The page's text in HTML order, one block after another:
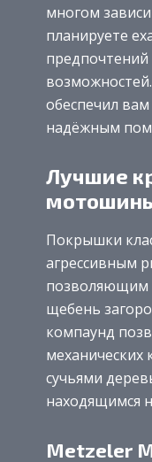
многом
планируете
обеспечил
надёжным
Лучшие
Покрышки
агрессивным
позволяющим
щебень
компаунд
механических
сучьями
находящимся
Metzeler